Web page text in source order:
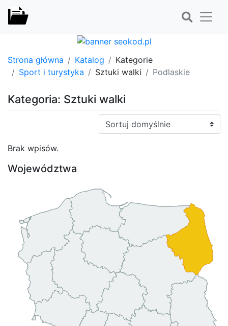
Strona główna Katalog
Kategorie
Sport i turystyka
Sztuki walki Podlaskie
Kategoria: Sztuki walki
Sortuj:
Brak wpisów.
Województwa